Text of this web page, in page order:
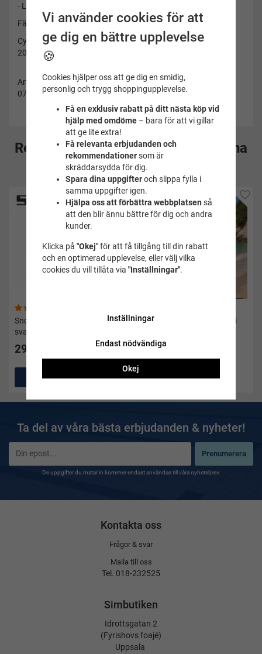
- Levereras i en hårdplastlåda
Färg: Svart silikon/klar lins
Cyklop touch svart har en skymmande avgift på frakten med
20 kr.
Artikelnummer:
0750055003520A
Rekommenderade tillbehör till denna
produkt
Snorkel Areatore Vortex dry
svart/röd - Seac
299 kr
Köp
Våtdräkt herr Sprint Shorti
995 kr
Köp
Ta del av våra bästa erbjudanden & nyheter!
Prenumerera
De uppgifter du matar in kommer endast användas till våra nyhetsbrev.
Kontakta oss
Frågor & svar
Maila till oss
Tel. 018-232525
Simbutiken
Idrottsgatan 2
(Fyrishovs foajé)
Uppsala
Vi använder cookies för att
ge dig en bättre upplevelse
🍪
Cookies hjälper oss att ge dig en smidig,
personlig och trygg shoppingupplevelse.
Få en exklusiv rabatt på ditt nästa köp vid
hjälp med omdöme– bara för att vi gillar
att ge lite extra!
Få relevanta erbjudanden och
rekommendationersom är
skräddarsydda för dig.
Spara dina uppgifteroch slippa fylla i
samma uppgifter igen.
Hjälpa oss att förbättra webbplatsen så
att den blir ännu bättre för dig och andra
kunder.
Klicka på "Okej"för att få tillgång till din rabatt
och en optimerad upplevelse, eller välj vilka
cookies du vill tillåta via "Inställningar".
Inställningar
Endast nödvändiga
Okej